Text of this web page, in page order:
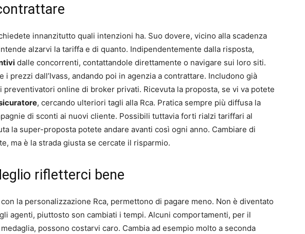
innanzitutto quali intenzioni ha. Suo dovere, vicino alla scadenza
alzarvi la tariffa e di quanto. Indipendentemente dalla risposta,
dalle concorrenti, contattandole direttamente o navigare sui loro siti.
i prezzi dall’Ivass, andando poi in agenzia a contrattare. Includono già
preventivatori online di broker privati. Ricevuta la proposta, se vi va potete
, cercando ulteriori tagli alla Rca. Pratica sempre più diffusa la
di sconti ai nuovi cliente. Possibili tuttavia forti rialzi tariffari al
la super-proposta potete andare avanti così ogni anno. Cambiare di
ma è la strada giusta se cercate il risparmio.
rifletterci bene
la personalizzazione Rca, permettono di pagare meno. Non è diventato
agenti, piuttosto son cambiati i tempi. Alcuni comportamenti, per il
possono costarvi caro. Cambia ad esempio molto a seconda